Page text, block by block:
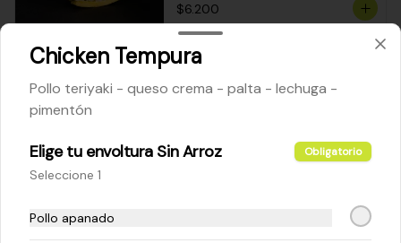
$6.200
Kanikama - queso crema - palta
Chicken Tempura
Pollo teriyaki - queso crema - palta - lechuga -
pimentón
Elige tu envoltura Sin Arroz Obligatorio
Seleccione 1
Pollo apanado